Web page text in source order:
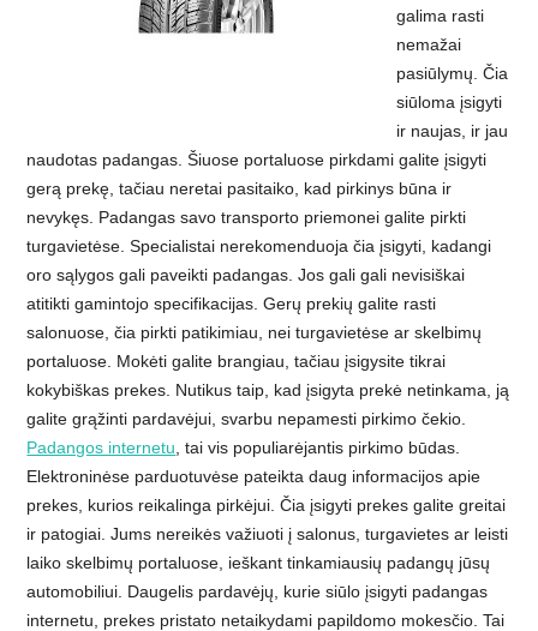
galima rasti
nemažai
pasiūlymų. Čia
siūloma įsigyti
ir naujas, ir jau
naudotas padangas. Šiuose portaluose pirkdami galite įsigyti
gerą prekę, tačiau neretai pasitaiko, kad pirkinys būna ir
nevykęs. Padangas savo transporto priemonei galite pirkti
turgavietėse. Specialistai nerekomenduoja čia įsigyti, kadangi
oro sąlygos gali paveikti padangas. Jos gali gali nevisiškai
atitikti gamintojo specifikacijas. Gerų prekių galite rasti
salonuose, čia pirkti patikimiau, nei turgavietėse ar skelbimų
portaluose. Mokėti galite brangiau, tačiau įsigysite tikrai
kokybiškas prekes. Nutikus taip, kad įsigyta prekė netinkama, ją
galite grąžinti pardavėjui, svarbu nepamesti pirkimo čekio.
Padangos internetu , tai vis populiarėjantis pirkimo būdas.
Elektroninėse parduotuvėse pateikta daug informacijos apie
prekes, kurios reikalinga pirkėjui. Čia įsigyti prekes galite greitai
ir patogiai. Jums nereikės važiuoti į salonus, turgavietes ar leisti
laiko skelbimų portaluose, ieškant tinkamiausių padangų jūsų
automobiliui. Daugelis pardavėjų, kurie siūlo įsigyti padangas
internetu, prekes pristato netaikydami papildomo mokesčio. Tai